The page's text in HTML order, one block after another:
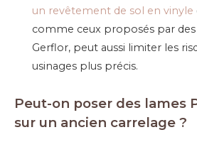
un revêtement de sol en vinyle
comme ceux proposés par
Gerflor, peut aussi limiter les
usinages plus précis.
Peut-on poser des lames
sur un ancien carrelage ?